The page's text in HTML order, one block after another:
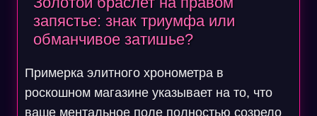
запястье: знак триумфа или
обманчивое затишье?
Примерка элитного хронометра в
роскошном магазине указывает на то, что
ваше ментальное поле полностью созрело